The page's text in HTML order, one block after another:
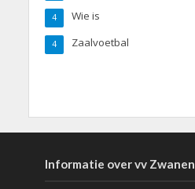
Wie is
4
Zaalvoetbal
4
Informatie over vv